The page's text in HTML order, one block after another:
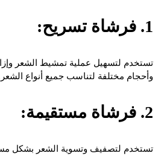
1. فرشاة تسريح:
تستخدم لتسهيل عملية تمشيط الشعر
وأحجام مختلفة لتناسب جميع أنواع
2. فرشاة مستقيمة:
تستخدم لتصفيف وتسوية الشعر بشكل